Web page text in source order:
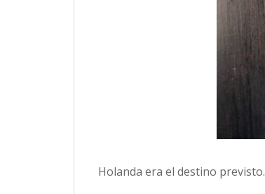
Holanda era el destino previsto.